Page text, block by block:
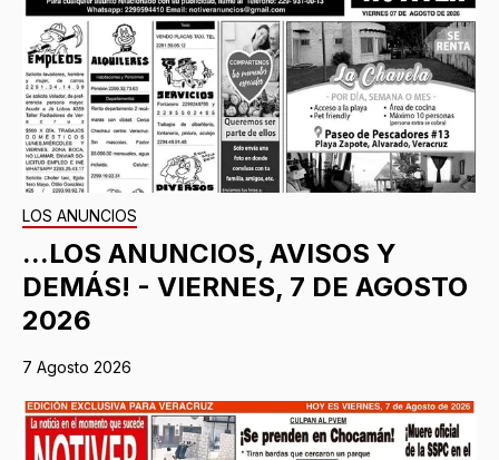
LOS ANUNCIOS
...LOS ANUNCIOS, AVISOS Y
DEMÁS! - VIERNES, 7 DE AGOSTO
2026
7 Agosto 2026